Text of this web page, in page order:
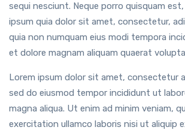
sequi nesciunt. Neque porro quisquam
ipsum quia dolor sit amet, consectetur,
quia non numquam eius modi tempora
et dolore magnam aliquam quaerat
Lorem ipsum dolor sit amet, consectetur
sed do eiusmod tempor incididunt ut
magna aliqua. Ut enim ad minim veniam,
exercitation ullamco laboris nisi ut aliquip